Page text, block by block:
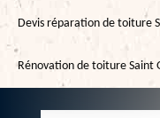
Devis réparation de toiture
Rénovation de toiture Saint